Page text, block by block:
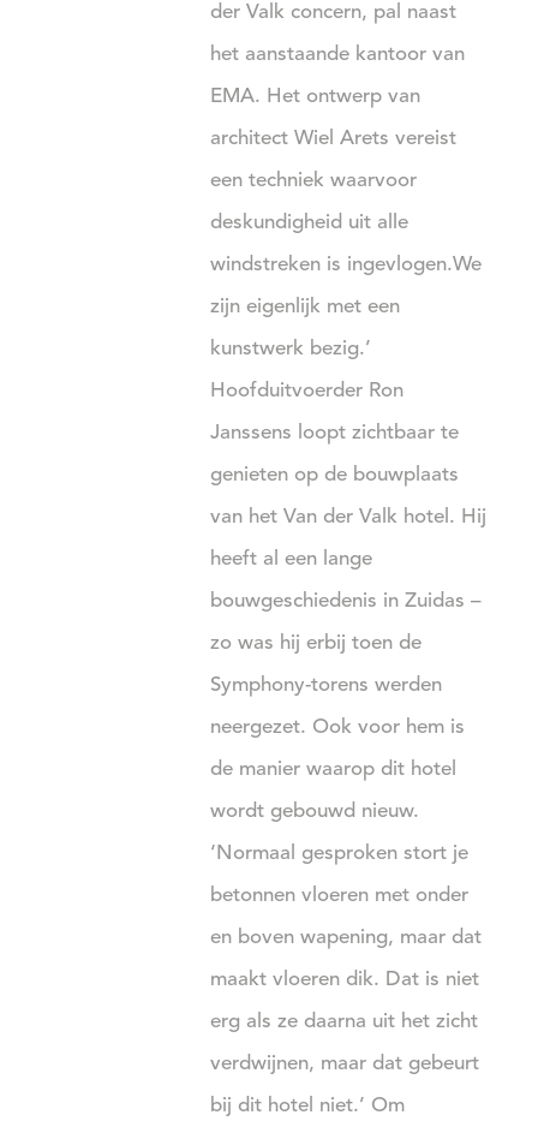
der Valk concern, pal naast
het aanstaande kantoor van
EMA. Het ontwerp van
architect Wiel Arets vereist
een techniek waarvoor
deskundigheid uit alle
windstreken is ingevlogen.We
zijn eigenlijk met een
kunstwerk bezig.’
Hoofduitvoerder Ron
Janssens loopt zichtbaar te
genieten op de bouwplaats
van het Van der Valk hotel. Hij
heeft al een lange
bouwgeschiedenis in Zuidas –
zo was hij erbij toen de
Symphony-torens werden
neergezet. Ook voor hem is
de manier waarop dit hotel
wordt gebouwd nieuw.
‘Normaal gesproken stort je
betonnen vloeren met onder
en boven wapening, maar dat
maakt vloeren dik. Dat is niet
erg als ze daarna uit het zicht
verdwijnen, maar dat gebeurt
bij dit hotel niet.’ Om